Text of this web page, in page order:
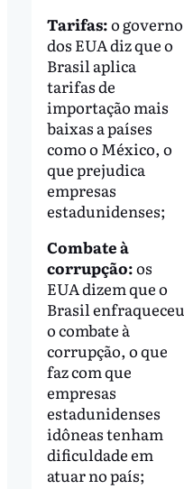
Tarifas:o governo
dos EUA diz que o
Brasil aplica
tarifas de
importação mais
baixas a países
como o México, o
que prejudica
empresas
estadunidenses;
Combate à
corrupção:os
EUA dizem que o
Brasil enfraqueceu
o combate à
corrupção, o que
faz com que
empresas
estadunidenses
idôneas tenham
dificuldade em
atuar no país;